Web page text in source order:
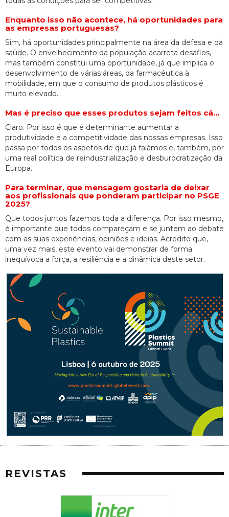
Enquanto isso não acontece, há oportunidades para
as empresas portuguesas?
Sim, há oportunidades principalmente na área da defesa e da
saúde. O envelhecimento da população acarreta desafios,
mas também constitui uma oportunidade, já que implica o
desenvolvimento de várias áreas, da farmacêutica à
mobilidade, em que o consumo de produtos plásticos é
muito elevado.
Mas é preciso que esses produtos sejam feitos cá…
Claro. Por isso é que é determinante aumentar a
produtividade e a competitividade das nossas empresas. Isso
passa por todos os aspetos de que já falámos e, também, por
uma real política de reindustrialização e desburocratização da
Europa.
Para terminar, que mensagem gostaria de deixar
aos profissionais que ponderam participar no PSGE
2025?
Que todos juntos fazemos toda a diferença. Por isso mesmo,
é importante que todos compareçam e se juntem ao debate
com as suas experiências, opiniões e ideias. Acredito que,
uma vez mais, este evento vai demonstrar de forma
inequívoca a força, a resiliência e a dinâmica deste setor.
REVISTAS